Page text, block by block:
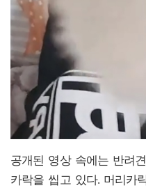
공개된 영상 속에는 반려
카락을 씹고 있다. 머리카